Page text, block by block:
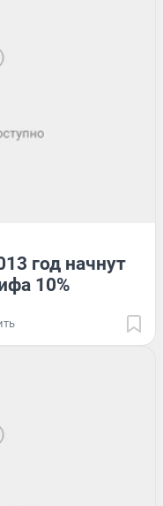
год начнут
10%